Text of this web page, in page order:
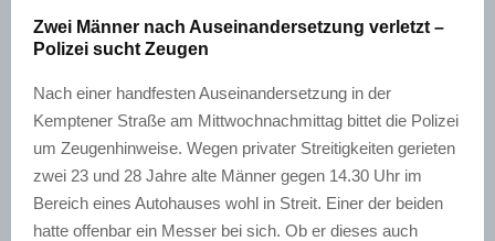
Zwei Männer nach Auseinandersetzung verletzt –
Polizei sucht Zeugen
Nach einer handfesten Auseinandersetzung in der
Kemptener Straße am Mittwochnachmittag bittet die Polizei
um Zeugenhinweise. Wegen privater Streitigkeiten gerieten
zwei 23 und 28 Jahre alte Männer gegen 14.30 Uhr im
Bereich eines Autohauses wohl in Streit. Einer der beiden
hatte offenbar ein Messer bei sich. Ob er dieses auch